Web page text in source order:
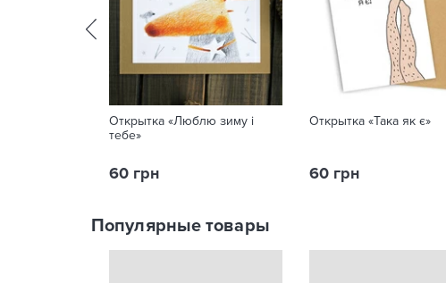
Открытка «Люблю зиму i
тебе»
60 грн
Открытка «Така як є»
60 грн
Популярные товары